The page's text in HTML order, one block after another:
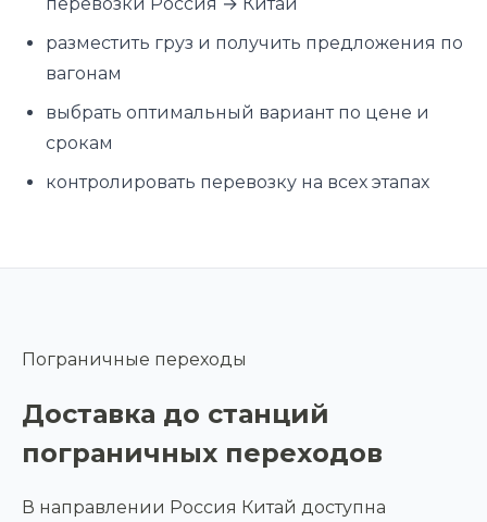
перевозки Россия → Китай
разместить груз и получить предложения по
вагонам
выбрать оптимальный вариант по цене и
срокам
контролировать перевозку на всех этапах
Пограничные переходы
Доставка до станций
пограничных переходов
В направлении Россия Китай доступна